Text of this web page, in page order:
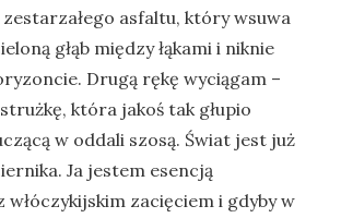
asfaltu, który wsuwa
głąb między łąkami i niknie
Drugą rękę wyciągam –
która jakoś tak głupio
w oddali szosą. Świat jest już
Ja jestem esencją
włóczykijskim zacięciem i gdyby w